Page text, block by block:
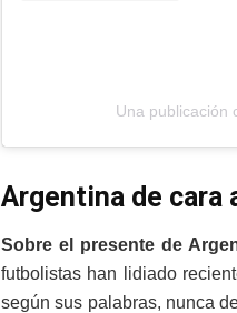
Una publicación
Argentina de cara
Sobre el presente de
futbolistas han lidiado
según sus palabras, nunca